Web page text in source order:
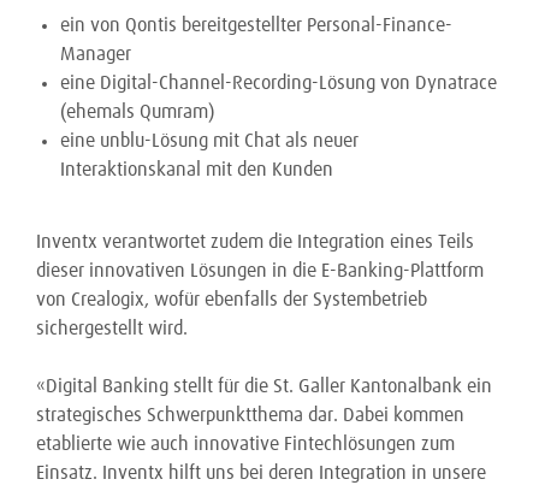
ein von Qontis bereitgestellter Personal-Finance-
Manager
eine Digital-Channel-Recording-Lösung von Dynatrace
(ehemals Qumram)
eine unblu-Lösung mit Chat als neuer
Interaktionskanal mit den Kunden
Inventx verantwortet zudem die Integration eines Teils
dieser innovativen Lösungen in die E-Banking-Plattform
von Crealogix, wofür ebenfalls der Systembetrieb
sichergestellt wird.
«Digital Banking stellt für die St. Galler Kantonalbank ein
strategisches Schwerpunktthema dar. Dabei kommen
etablierte wie auch innovative Fintechlösungen zum
Einsatz. Inventx hilft uns bei deren Integration in unsere